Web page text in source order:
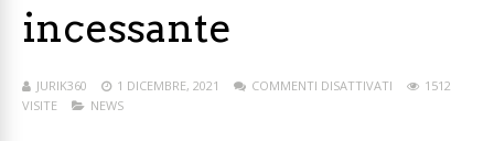
incessante
JURIK360 1 DICEMBRE, 2021 COMMENTI DISATTIVATI
1512
VISITE
NEWS